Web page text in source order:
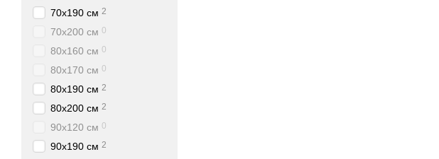
70х190 см 2
70х200 см 0
80х160 см 0
80х170 см 0
80х190 см 2
80х200 см 2
90х120 см 0
90х190 см 2